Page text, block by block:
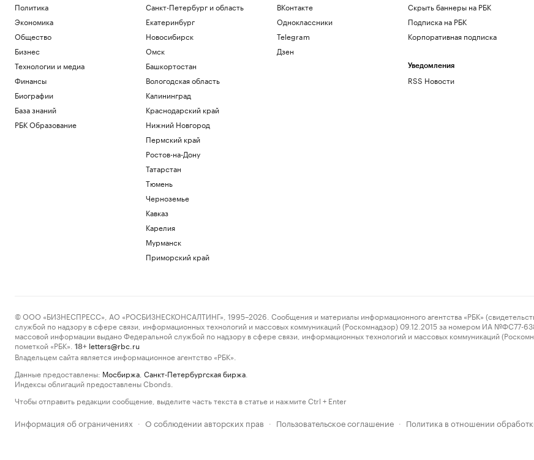
«Последняя капля»: о чем говорят
внезапные вспышки гнева
Подписка на РБК
Утром над Татарстаном и Башкирией
Политика
Политика
Экономика
Общество
Бизнес
Технологии и медиа
Финансы
Биографии
База знаний
РБК Образование
Санкт-Петербург и область
Екатеринбург
Новосибирск
Омск
Башкортостан
Вологодская область
Калининград
Краснодарский край
Нижний Новгород
Пермский край
Ростов-на-Дону
Татарстан
Тюмень
Черноземье
Кавказ
Карелия
Мурманск
Приморский край
ВКонтакте
Одноклассники
Telegram
Дзен
Скрыть баннеры на РБК
Подписка на РБК
Корпоративная подписка
Уведомления
RSS Новости
© ООО «БИЗНЕСПРЕСС», АО «РОСБИЗНЕСКОНСАЛТИНГ», 1995–2026. Сообщения и материалы информационного агентства «РБК»
службой по надзору в сфере связи, информационных технологий и массовых коммуникаций (Роскомнадзор) 09.12.2015 за номером ИА №ФС77-
массовой информации выдано Федеральной службой по надзору в сфере связи, информационных технологий и массовых коммуникаций
пометкой «РБК».
18+ letters@rbc.ru
Владельцем сайта является информационное агентство «РБК».
Данные предоставлены: Мосбиржа Санкт-Петербургская биржа
Индексы облигаций предоставлены Cbonds.
Чтобы отправить редакции сообщение, выделите часть текста в статье и нажмите Ctrl + Enter
Информация об ограничениях · О соблюдении авторских прав · Пользовательское соглашение · Политика в отношении